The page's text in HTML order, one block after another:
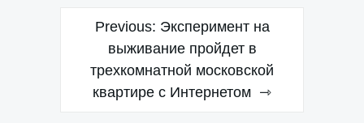
Навигация
записям
Previous: Эксперимент на
выживание пройдет в
трехкомнатной московской
квартире с Интернетом